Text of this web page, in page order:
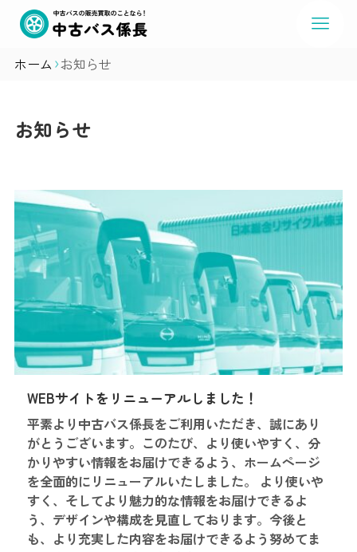
ホーム お知らせ
お知らせ
WEBサイトをリニューアルしました！
平素より中古バス係長をご利用いただき、誠にあり
がとうございます。このたび、より使いやすく、分
かりやすい情報をお届けできるよう、ホームページ
を全面的にリニューアルいたしました。 より使いや
すく、そしてより魅力的な情報をお届けできるよ
う、デザインや構成を見直しております。今後と
も、より充実した内容をお届けできるよう努めてま